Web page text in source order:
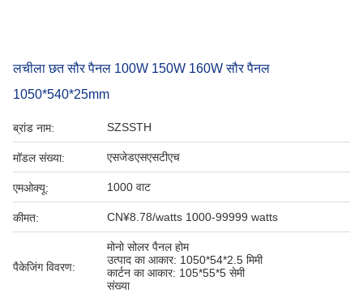
लचीला छत सौर पैनल 100W 150W 160W सौर पैनल
1050*540*25mm
ब्रांड नाम: SZSSTH
मॉडल संख्या: एसजेडएसएसटीएच
एमओक्यू: 1000 वाट
कीमत: CN¥8.78/watts 1000-99999 watts
पैकेजिंग विवरण:
मोनो सोलर पैनल होम
उत्पाद का आकार: 1050*54*2.5 मिमी
कार्टन का आकार: 105*55*5 सेमी
संख्या